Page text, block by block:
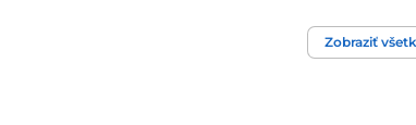
Produktový
Zobraziť